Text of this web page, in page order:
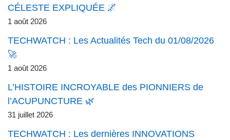
CÉLESTE EXPLIQUÉE 🌌
1 août 2026
TECHWATCH : Les Actualités Tech du 01/08/2026
🚀
1 août 2026
L’HISTOIRE INCROYABLE des PIONNIERS de
l’ACUPUNCTURE 🌿
31 juillet 2026
TECHWATCH : Les dernières INNOVATIONS